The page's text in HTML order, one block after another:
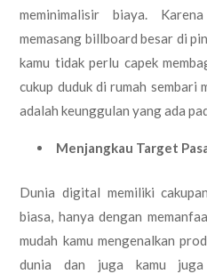
meminimalisir biaya.
memasang billboard besar di
kamu tidak perlu capek
cukup duduk di rumah sembari
adalah keunggulan yang ada
Menjangkau Target
Dunia digital memiliki
biasa, hanya dengan
mudah kamu mengenalkan
dunia dan juga kamu juga